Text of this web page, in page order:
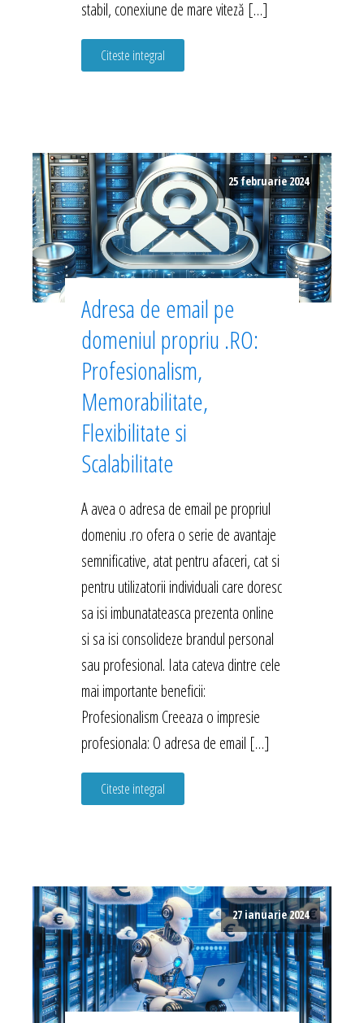
stabil, conexiune de mare viteză […]
Citeste integral
25 februarie 2024
Adresa de email pe
domeniul propriu .RO:
Profesionalism,
Memorabilitate,
Flexibilitate si
Scalabilitate
A avea o adresa de email pe propriul
domeniu .ro ofera o serie de avantaje
semnificative, atat pentru afaceri, cat si
pentru utilizatorii individuali care doresc
sa isi imbunatateasca prezenta online
si sa isi consolideze brandul personal
sau profesional. Iata cateva dintre cele
mai importante beneficii:
Profesionalism Creeaza o impresie
profesionala: O adresa de email […]
Citeste integral
27 ianuarie 2024